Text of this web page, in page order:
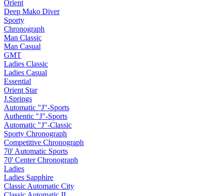
Orient
Deep Mako Diver
Sporty
Chronograph
Man Classic
Man Casual
GMT
Ladies Classic
Ladies Casual
Essential
Orient Star
J.Springs
Automatic "J"-Sports
Authentic "J"-Sports
Automatic "J"-Classic
Sporty Chronograph
Competitive Chronograph
70' Automatic Sports
70' Center Chronograph
Ladies
Ladies Sapphire
Classic Automatic City